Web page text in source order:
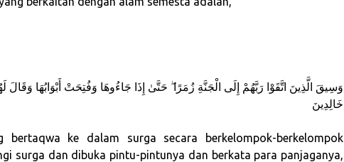
وَسِيقَ الَّذِينَ اتَّقَوْا رَبَّهُمْ إِلَى الْجَنَّةِ زُمَرًا ۖ حَتَّىٰ إِذَا جَاءُوهَا وَفُتِحَتْ أَبْوَابُهَا
خَالِدِينَ
bertaqwa ke dalam surga secara berkelompok-berkelompok
surga dan dibuka pintu-pintunya dan berkata para panjaganya,